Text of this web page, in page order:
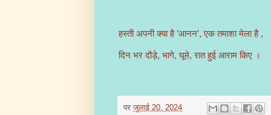
हस्ती अपनी क्या है ’आनन’, एक तमाशा मेला है ,
दिन भर दौड़े, भागे, घूमे, रात हुई आराम किए ।
परजुलाई 20, 2024